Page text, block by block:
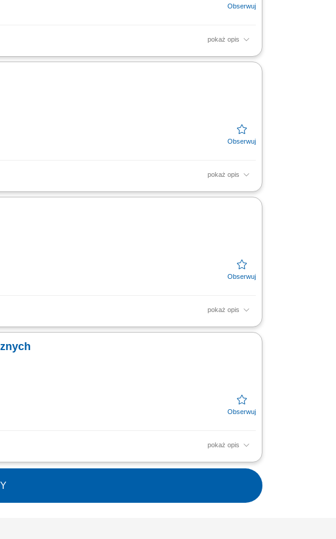
pokaż opis
Spółki na potrzeby rejestracji w oparciu o
pokaż opis
zgodnie z obowiązującymi przepisami prawa, prowadzenie
pokaż opis
farmaceutycznych zgodnie z obowiązującymi przepisami
pokaż opis
zgodnie z obowiązującymi przepisami i